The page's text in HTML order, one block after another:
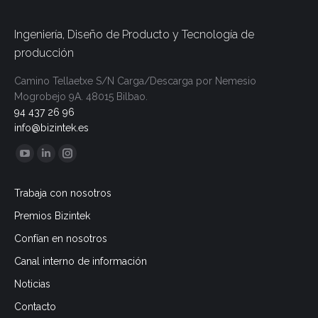
Ingeniería, Diseño de Producto y Tecnología de
producción
Camino Tellaetxe S/N Carga/Descarga por Nemesio
Mogrobejo 9A. 48015 Bilbao.
94 437 26 96
info@bizintek.es
Encuéntranos en:
YouTube
opens
in
new
window
Linkedin
opens
in
new
window
Instagram
opens
in
new
window
Trabaja con nosotros
Premios Bizintek
Confían en nosotros
Canal interno de información
Noticias
Contacto